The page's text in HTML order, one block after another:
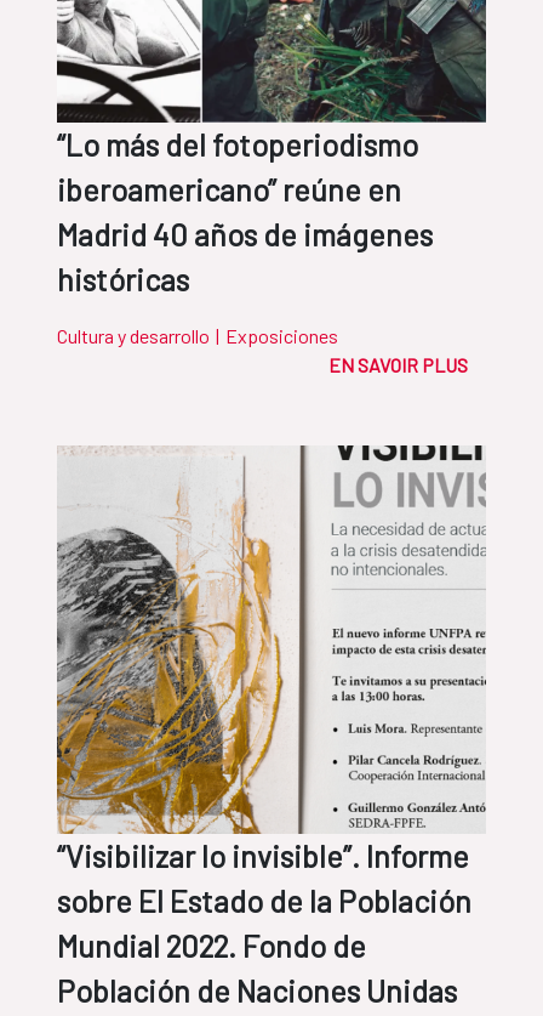
“Lo más del fotoperiodismo
iberoamericano” reúne en
Madrid 40 años de imágenes
históricas
Cultura y desarrollo | Exposiciones
EN SAVOIR PLUS
“Visibilizar lo invisible”. Informe
sobre El Estado de la Población
Mundial 2022. Fondo de
Población de Naciones Unidas